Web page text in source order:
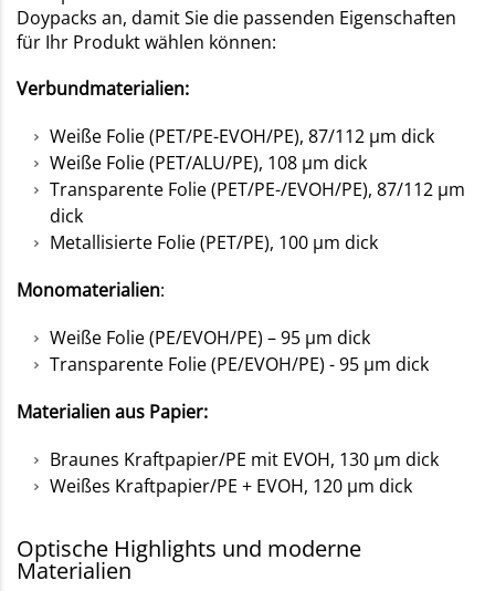
Doypacks an, damit Sie die passenden Eigenschaften
für Ihr Produkt wählen können:
Verbundmaterialien:
Weiße Folie (PET/PE-EVOH/PE), 87/112 µm dick
Weiße Folie (PET/ALU/PE), 108 µm dick
Transparente Folie (PET/PE-/EVOH/PE), 87/112 µm
dick
Metallisierte Folie (PET/PE), 100 µm dick
Monomaterialien:
Weiße Folie (PE/EVOH/PE) – 95 µm dick
Transparente Folie (PE/EVOH/PE) - 95 µm dick
Materialien aus Papier:
Braunes Kraftpapier/PE mit EVOH, 130 µm dick
Weißes Kraftpapier/PE + EVOH, 120 µm dick
Optische Highlights und moderne
Materialien